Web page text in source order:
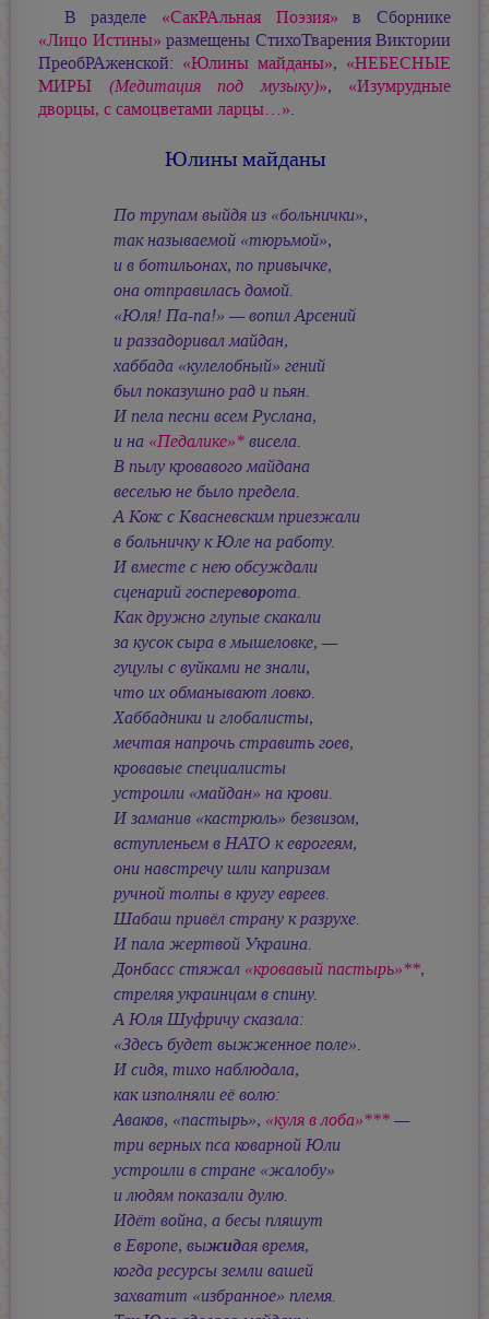
В разделе «СакРАльная Поэзия» в Сборнике
«Лицо Истины» размещены СтихоТварения Виктории
ПреобРАженской: «Юлины майданы», «НЕБЕСНЫЕ
МИРЫ (Медитация под музыку)», «Изумрудные
дворцы, с самоцветами ларцы…».
Юлины майданы
По трупам выйдя из «больнички»,
так называемой «тюрьмой»,
и в ботильонах, по привычке,
она отправилась домой.
«Юля! Па-па!» — вопил Арсений
и раззадоривал майдан,
хаббада «кулелобный» гений
был показушно рад и пьян.
И пела песни всем Руслана,
и на «Педалике»*висела.
В пылу кровавого майдана
веселью не было предела.
А Кокс с Квасневским приезжали
в больничку к Юле на работу.
И вместе с нею обсуждали
сценарий госпереворота.
Как дружно глупые скакали
за кусок сыра в мышеловке, —
гуцулы с вуйками не знали,
что их обманывают ловко.
Хаббадники и глобалисты,
мечтая напрочь стравить гоев,
кровавые специалисты
устроили «майдан» на крови.
И заманив «кастрюль» безвизом,
вступленьем в НАТО к еврогеям,
они навстречу шли капризам
ручной толпы в кругу евреев.
Шабаш привёл страну к разрухе.
И пала жертвой Украина.
Донбасс стяжал «кровавый пастырь»**,
стреляя украинцам в спину.
А Юля Шуфричу сказала:
«Здесь будет выжженное поле».
И сидя, тихо наблюдала,
как изполняли её волю:
Аваков, «пастырь», «куля в лоба»***—
три верных пса коварной Юли
устроили в стране «жалобу»
и людям показали дулю.
Идёт война, а бесы пляшут
в Европе, выжидая время,
когда ресурсы земли вашей
захватит «избранное» племя.